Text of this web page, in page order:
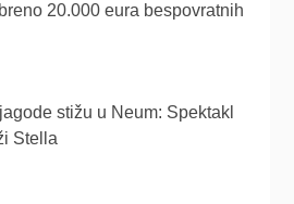
20.000 eura bespovratnih
stižu u Neum: Spektakl
Stella